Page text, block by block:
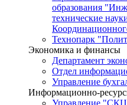
образования
технические
Технопарк
Экономика и финансы
Департамент
Отдел
Управление
Информационно-
Управление